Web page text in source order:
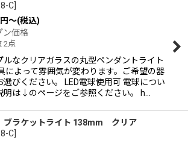
C
円～(税込)
ン価格
2点
ルなクリアガラスの丸型ペンダントライト
によって雰囲気が変わります。ご希望の器
選びください。 LED電球使用可 電球につい
明は↓のページをご参照ください。 h…
ラケットライト 138mm クリア
C